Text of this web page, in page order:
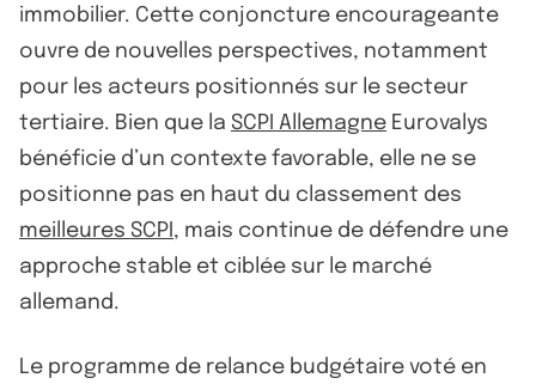
immobilier. Cette conjoncture encourageante
ouvre de nouvelles perspectives, notamment
pour les acteurs positionnés sur le secteur
tertiaire. Bien que la SCPI Allemagne Eurovalys
bénéficie d’un contexte favorable, elle ne se
positionne pas en haut du classement des
meilleures SCPI , mais continue de défendre une
approche stable et ciblée sur le marché
allemand.
Le programme de relance budgétaire voté en